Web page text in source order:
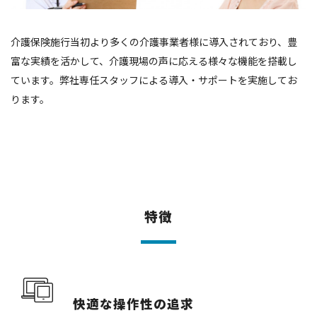
介護保険施行当初より多くの介護事業者様に導入されており、豊
富な実績を活かして、介護現場の声に応える様々な機能を搭載し
ています。弊社専任スタッフによる導入・サポートを実施してお
ります。
特徴
快適な操作性の追求